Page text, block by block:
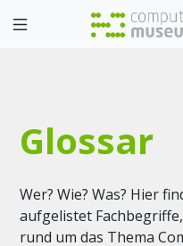
Glossar
Wer? Wie? Was? Hier
aufgelistet
rund um das Thema